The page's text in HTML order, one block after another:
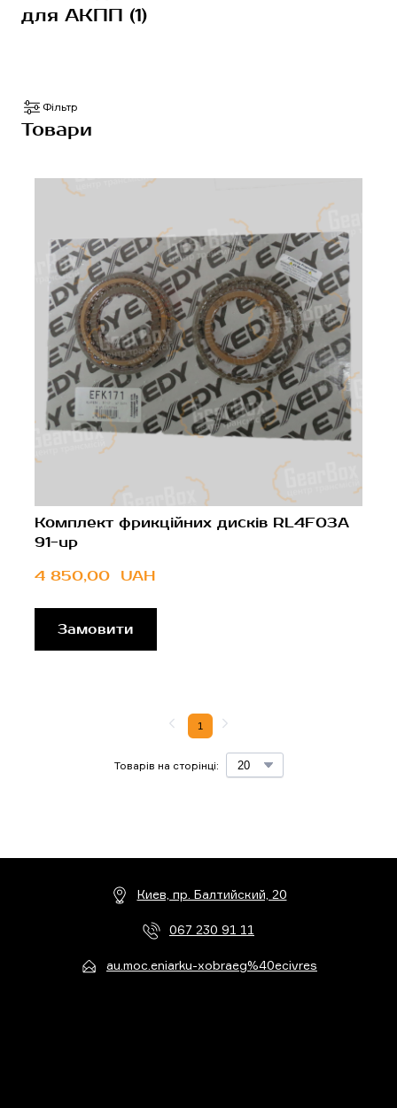
для АКПП (1)
Фільтр
Товари
Комплект фрикційних дисків RL4F03A
91-up
4 850,00  UAH
Замовити
Товарів на сторінці:
1
Киев, пр. Балтийский, 20
067 230 91 11
au.moc.eniarku-xobraeg%40ecivres